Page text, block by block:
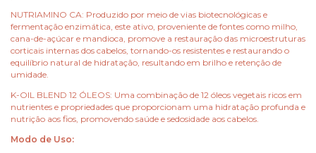
NUTRIAMINO CA: Produzido por meio de vias biotecnológicas e
fermentação enzimática, este ativo, proveniente de fontes como milho,
cana-de-açúcar e mandioca, promove a restauração das microestruturas
corticais internas dos cabelos, tornando-os resistentes e restaurando o
equilíbrio natural de hidratação, resultando em brilho e retenção de
umidade.
K-OIL BLEND 12 ÓLEOS: Uma combinação de 12 óleos vegetais ricos em
nutrientes e propriedades que proporcionam uma hidratação profunda e
nutrição aos fios, promovendo saúde e sedosidade aos cabelos.
Modo de Uso: